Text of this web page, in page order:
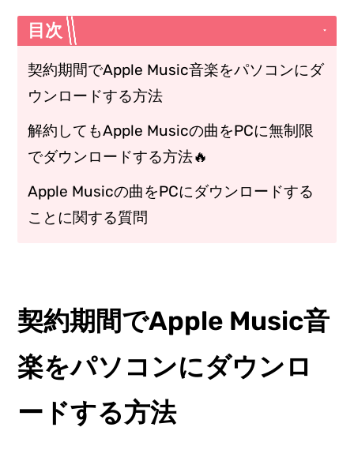
目次
契約期間でApple Music音楽をパソコンにダ
ウンロードする方法
解約してもApple Musicの曲をPCに無制限
でダウンロードする方法🔥
Apple Musicの曲をPCにダウンロードする
ことに関する質問
契約期間でApple Music音
楽をパソコンにダウンロ
ードする方法